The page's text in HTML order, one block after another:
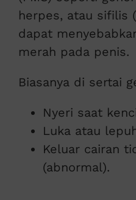
herpes, atau sifilis
dapat
merah pada penis.
Biasanya di sertai
Nyeri saat
Luka atau
Keluar cairan
(abnormal).